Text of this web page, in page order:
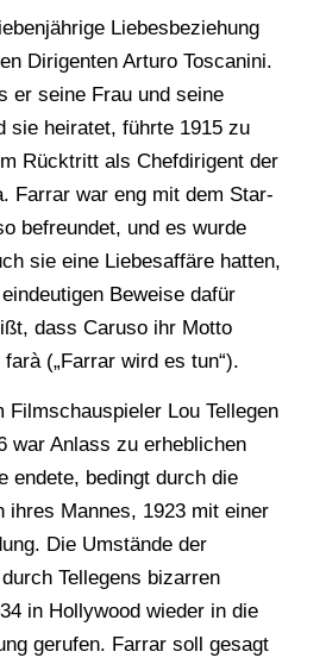
Liebesbeziehung
Dirigenten Arturo Toscanini.
er seine Frau und seine
sie heiratet, führte 1915 zu
Rücktritt als Chefdirigent der
Farrar war eng mit dem Star-
befreundet, und es wurde
sie eine Liebesaffäre hatten,
Beweise dafür
dass Caruso ihr Motto
(„Farrar wird es tun“).
Filmschauspieler Lou Tellegen
war Anlass zu erheblichen
endete, bedingt durch die
ihres Mannes, 1923 mit einer
Die Umstände der
Tellegens bizarren
in Hollywood wieder in die
gerufen. Farrar soll gesagt